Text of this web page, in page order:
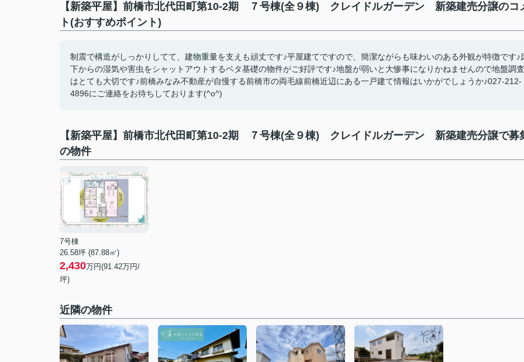
【新築平屋】前橋市北代田町第10-2期 ７号棟(全９棟) クレイドルガーデン 新築建売分譲のコ
ト(おすすめポイント)
制震で構造がしっかりしてて、建物重量を支えも頑丈です♪平屋建てですので、簡潔ながらも味わいのある外観が特徴です♪
下からの湿気や害虫をシャットアウトするベタ基礎の物件がご好評です♪地盤が弱いと大惨事になりかねませんので地盤調査
はとても大切です♪前橋みなみ不動産が自慢する前橋市の両毛線前橋近辺にある一戸建て情報はいかがでしょうか♪027-212-
4896にご連絡をお待ちしております(^o^)
【新築平屋】前橋市北代田町第10-2期 ７号棟(全９棟) クレイドルガーデン 新築建売分譲で募
の物件
7号棟
26.58坪 (87.88㎡)
2,430万円(91.42万円/
坪)
近隣の物件